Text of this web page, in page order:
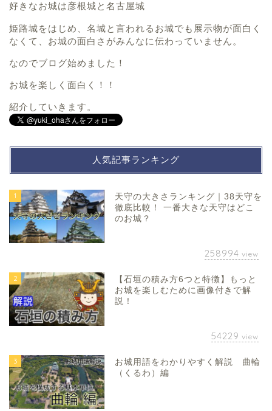
好きなお城は彦根城と名古屋城
姫路城をはじめ、名城と言われるお城でも展示物が面白く
なくて、お城の面白さがみんなに伝わっていません。
なのでブログ始めました！
お城を楽しく面白く！！
紹介していきます。
人気記事ランキング
1
天守の大きさランキング｜38天守を
徹底比較！ 一番大きな天守はどこ
のお城？
258994 view
2
【石垣の積み方6つと特徴】もっと
お城を楽しむために画像付きで解
説！
54229 view
3
お城用語をわかりやすく解説 曲輪
（くるわ）編